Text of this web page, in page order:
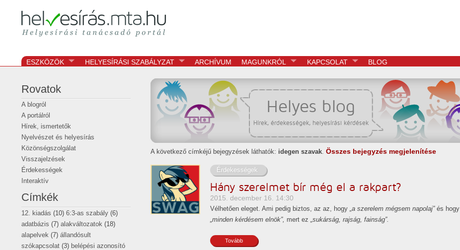
helyesírás
Helyesírási tanácsadó portál
ESZKÖZÖK HELYESÍRÁSI SZABÁLYZAT ARCHÍVUM MAGUNKRÓL KAPCSOLAT BLOG
Rovatok
A blogról
A portálról
Hírek, ismertetők
Nyelvészet és helyesírás
Közönségszolgálat
Visszajelzések
Érdekességek
Interaktív
Címkék
12. kiadás (10) 6:3-as szabály (6)
adatbázis (7) alakváltozatok (18)
alapelvek (7) állandósult
szókapcsolat (3) belépési azonosító
Helyes blog
Hírek, érdekességek, helyesírási kérdések
A következő címkéjű bejegyzések láthatók: idegen szavak. Összes bejegyzés megjelenítése
Érdekességek
Hány szerelmet bír még el a rakpart?
2015. december 16. 14:30
Vélhetően eleget. Ami pedig biztos, az az, hogy „a szerelem mégsem napolaj”és hogy
„minden kérdésem elnök”, mert ez „sukárság, rajság, fainság”.
Tovább